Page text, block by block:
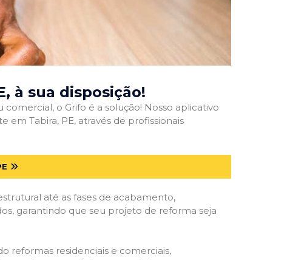
, à sua disposição!
o Grifo é a solução! Nosso aplicativo
Tabira, PE, através de profissionais
até as fases de acabamento,
garantindo que seu projeto de reforma seja
reformas residenciais e comerciais,